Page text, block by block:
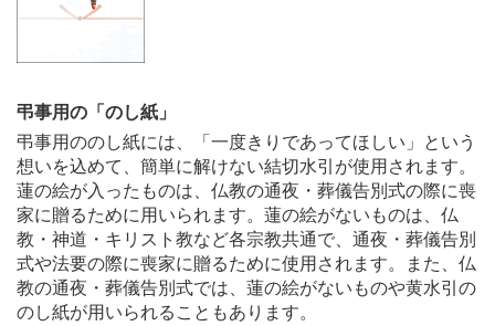
弔事用の「のし紙」
弔事用ののし紙には、「一度きりであってほしい」という
想いを込めて、簡単に解けない結切水引が使用されます。
蓮の絵が入ったものは、仏教の通夜・葬儀告別式の際に喪
家に贈るために用いられます。蓮の絵がないものは、仏
教・神道・キリスト教など各宗教共通で、通夜・葬儀告別
式や法要の際に喪家に贈るために使用されます。また、仏
教の通夜・葬儀告別式では、蓮の絵がないものや黄水引の
のし紙が用いられることもあります。